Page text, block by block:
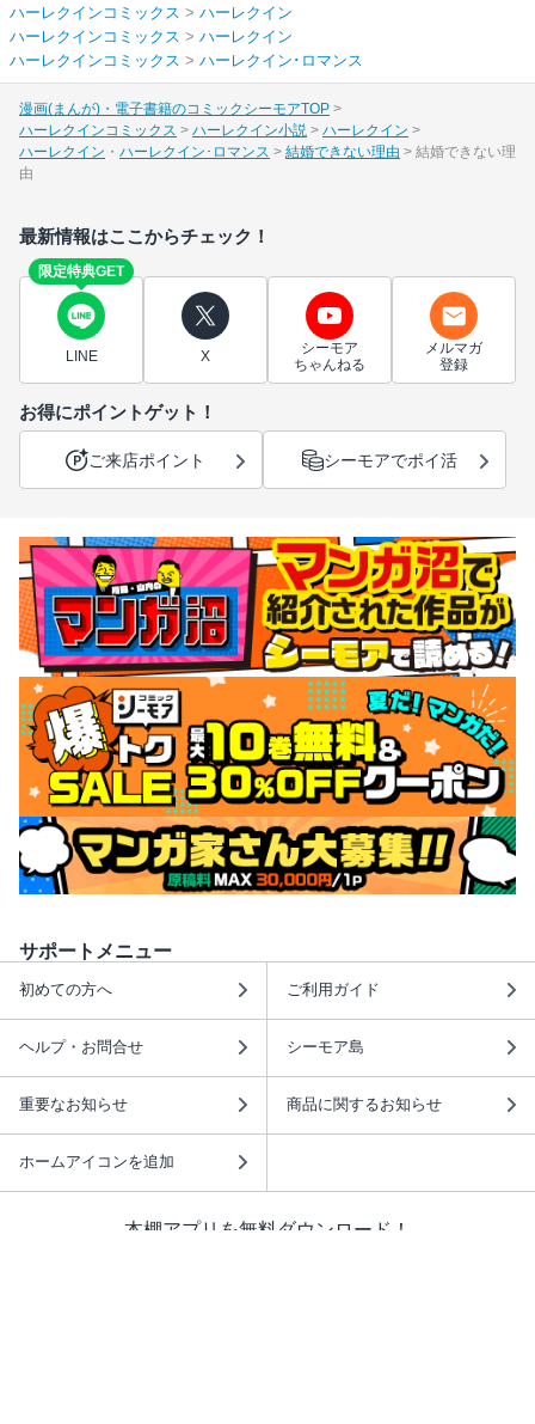
ハーレクインコミックス > ハーレクイン
ハーレクインコミックス > ハーレクイン
ハーレクインコミックス > ハーレクイン･ロマンス
漫画(まんが)・電子書籍のコミックシーモアTOP
ハーレクインコミックス
ハーレクイン小説
ハーレクイン
ハーレクイン
ハーレクイン･ロマンス 結婚できない理由
結婚できない理
由
最新情報はここからチェック！
限定特典GET
LINE X
シーモア
ちゃんねる
メルマガ
登録
お得にポイントゲット！
ご来店ポイント シーモアでポイ活
サポートメニュー
初めての方へ ご利用ガイド
ヘルプ・お問合せ シーモア島
重要なお知らせ 商品に関するお知らせ
ホームアイコンを追加
本棚アプリを無料ダウンロード！